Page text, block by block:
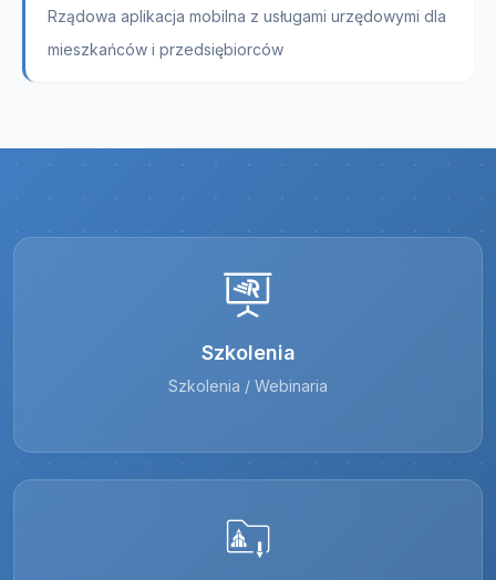
Rządowa aplikacja mobilna z usługami urzędowymi dla
mieszkańców i przedsiębiorców
Szkolenia
Szkolenia / Webinaria